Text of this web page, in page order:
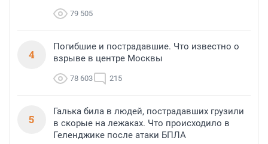
79 505
4
Погибшие и пострадавшие. Что известно о
взрыве в центре Москвы
78 603 215
5
Галька била в людей, пострадавших грузили
в скорые на лежаках. Что происходило в
Геленджике после атаки БПЛА